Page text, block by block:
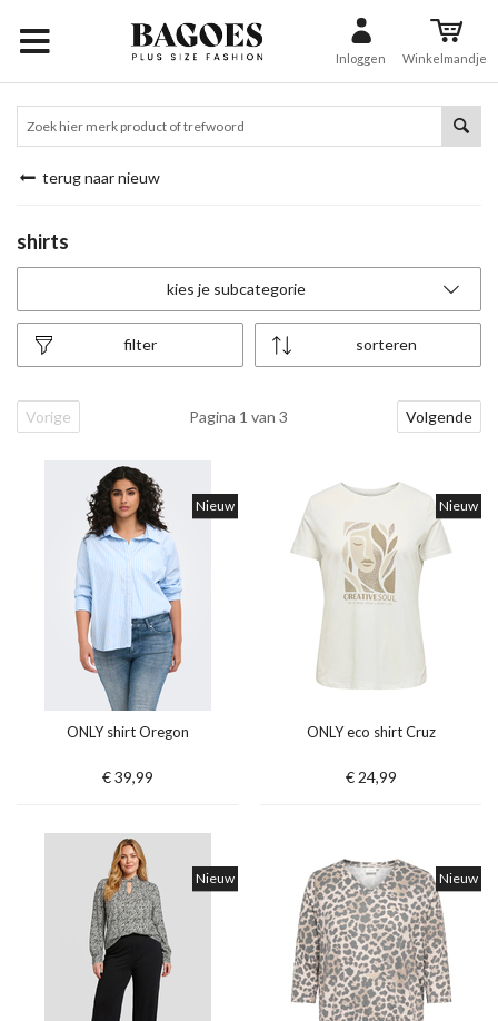
Inloggen Winkelmandje
terug naar nieuw
shirts
kies je subcategorie
sorteren
filter
Vorige Pagina 1 van 3 Volgende
Nieuw
ONLY shirt Oregon
€ 39,99
Nieuw
ONLY eco shirt Cruz
€ 24,99
Nieuw Nieuw